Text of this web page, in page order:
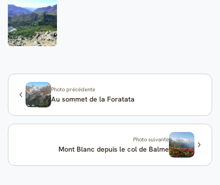
Photo précédente
Au sommet de la Foratata
Photo suivante
Mont Blanc depuis le col de Balme